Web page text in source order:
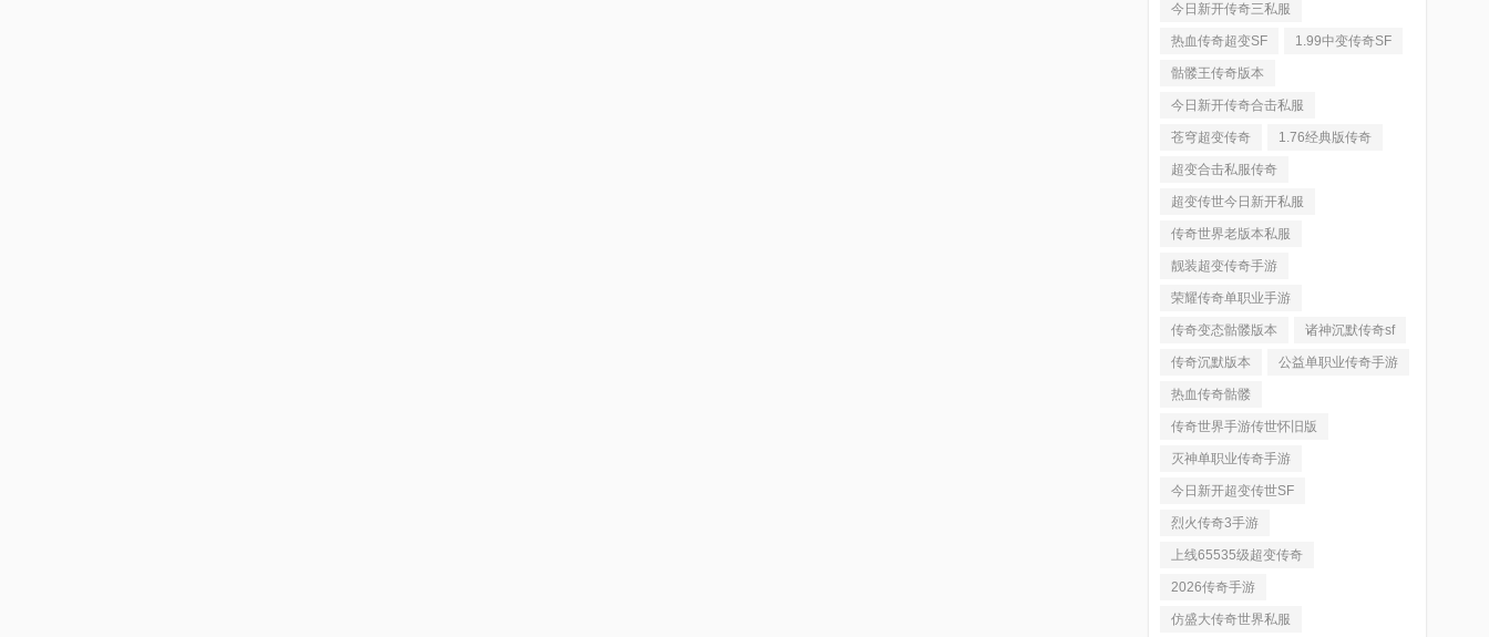
今日新开传奇三私服
热血传奇超变SF 1.99中变传奇SF
骷髅王传奇版本
今日新开传奇合击私服
苍穹超变传奇 1.76经典版传奇
超变合击私服传奇
超变传世今日新开私服
传奇世界老版本私服
靓装超变传奇手游
荣耀传奇单职业手游
传奇变态骷髅版本 诸神沉默传奇sf
传奇沉默版本 公益单职业传奇手游
热血传奇骷髅
传奇世界手游传世怀旧版
灭神单职业传奇手游
今日新开超变传世SF
烈火传奇3手游
上线65535级超变传奇
2026传奇手游
仿盛大传奇世界私服